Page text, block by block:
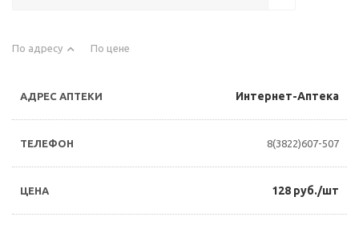
По адресу По цене
Интернет-Аптека
8(3822)607-507
128 руб./шт